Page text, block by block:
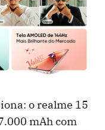
o realme 15
mAh com